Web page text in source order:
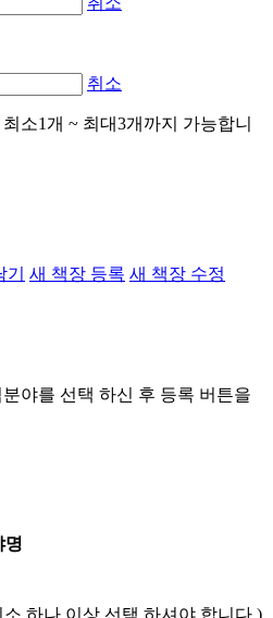
취소
소1개 ~ 최대3개까지 가능합니
새 책장 등록 새 책장 수정
야를 선택 하신 후 등록 버튼을
명